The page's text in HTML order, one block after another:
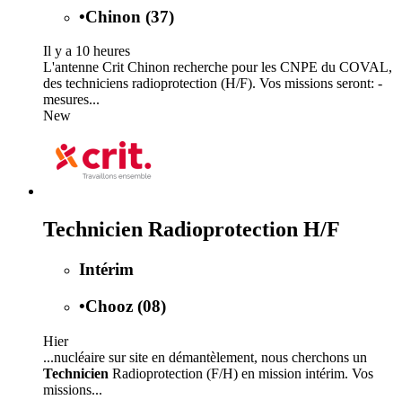
•Chinon (37)
Il y a 10 heures
L'antenne Crit Chinon recherche pour les CNPE du COVAL,
des techniciens radioprotection (H/F). Vos missions seront: -
mesures...
New
Technicien Radioprotection H/F
Intérim
•Chooz (08)
Hier
...nucléaire sur site en démantèlement, nous cherchons un
Technicien Radioprotection (F/H) en mission intérim. Vos
missions...